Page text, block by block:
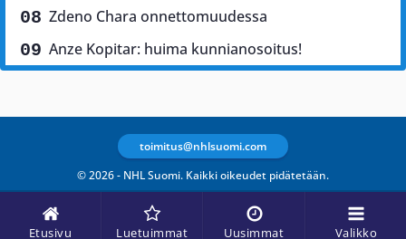
Etusivu Luetuimmat Uusimmat Valikko
Zdeno Chara onnettomuudessa
Anze Kopitar: huima kunnianosoitus!
© 2026 - NHL Suomi. Kaikki oikeudet pidätetään.
toimitus@nhlsuomi.com